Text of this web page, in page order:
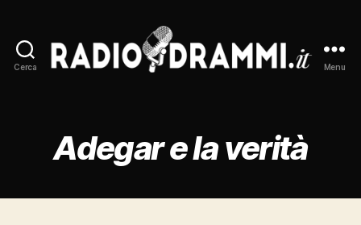
Cerca Menu
Adegar e la verità